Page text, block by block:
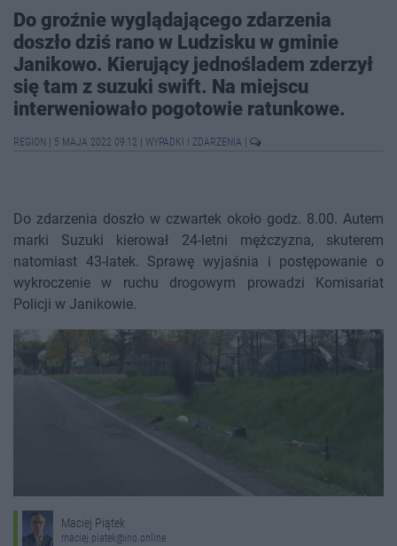
Do groźnie wyglądającego zdarzenia
doszło dziś rano w Ludzisku w gminie
Janikowo. Kierujący jednośladem zderzył
się tam z suzuki swift. Na miejscu
interweniowało pogotowie ratunkowe.
REGION 5 MAJA 2022 09:12 WYPADKI I ZDARZENIA
Do zdarzenia doszło w czwartek około godz. 8.00. Autem
marki Suzuki kierował 24-letni mężczyzna, skuterem
natomiast 43-latek. Sprawę wyjaśnia i postępowanie o
wykroczenie w ruchu drogowym prowadzi Komisariat
Policji w Janikowie.
Maciej Piątek
maciej.piatek@ino.online